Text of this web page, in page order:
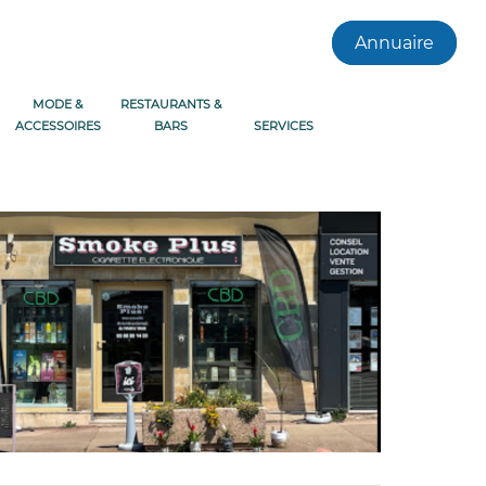
Annuaire
MODE &
ACCESSOIRES
RESTAURANTS &
BARS
SERVICES